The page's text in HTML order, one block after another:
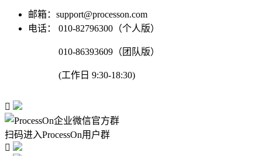
邮箱：support@processon.com
电话：
010-82796300（个人版）
010-86393609（团队版）
(工作日 9:30-18:30)

扫码进入ProcessOn用户群
